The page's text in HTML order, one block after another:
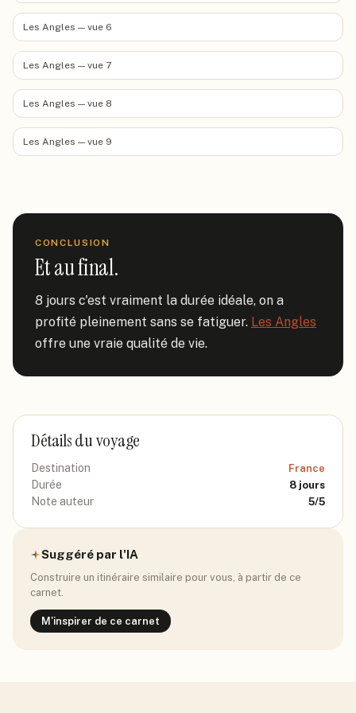
Les Angles — vue 6
Les Angles — vue 7
Les Angles — vue 8
Les Angles — vue 9
CONCLUSION
Et au final.
8 jours c'est vraiment la durée idéale, on a
profité pleinement sans se fatiguer. Les Angles
offre une vraie qualité de vie.
Détails du voyage
Destination France
Durée 8 jours
Note auteur 5/5
Suggéré par l'IA
Construire un itinéraire similaire pour vous, à partir de ce
carnet.
M'inspirer de ce carnet